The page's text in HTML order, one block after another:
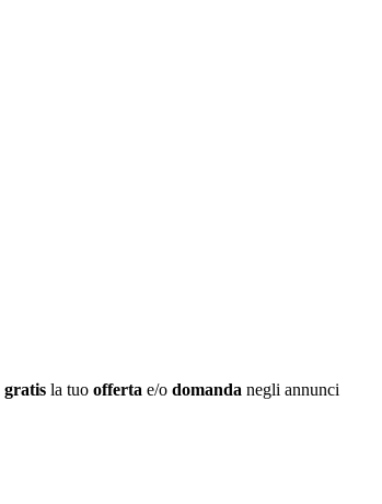
gratis la tuo offerta e/o domanda negli annunci